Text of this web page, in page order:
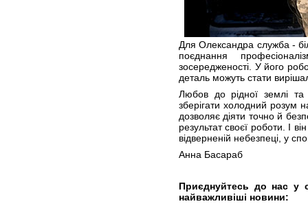
Для Олександра служба -
поєднання
зосередженості. У його
деталь можуть стати
Любов до рідної землі та
зберігати холодний розум
дозволяє діяти точно й
результат своєї роботи. І
відверненій небезпеці, у
Анна Басараб
Приєднуйтесь до нас у
найважливіші новини: